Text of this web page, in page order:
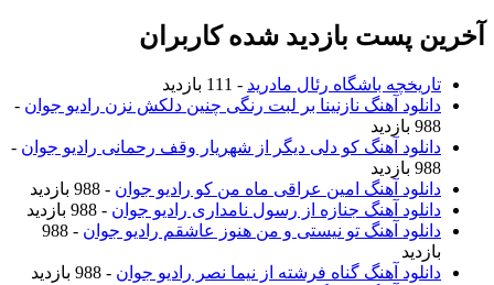
آخرین پست بازدید شده کاربران
تاریخچه باشگاه رئال مادرید - 111 بازدید
دانلود آهنگ نازنینا بر لبت رنگی چنین دلکش نزن رادیو جوان -
988 بازدید
دانلود آهنگ کو دلی دیگر از شهریار وقف رحمانی رادیو جوان -
988 بازدید
دانلود آهنگ امین عراقی ماه من کو رادیو جوان - 988 بازدید
دانلود آهنگ جنازه از رسول نامداری رادیو جوان - 988 بازدید
دانلود آهنگ تو نیستی و من هنوز عاشقم رادیو جوان
- 988
بازدید
دانلود آهنگ گناه فرشته از نیما نصر رادیو جوان - 988 بازدید